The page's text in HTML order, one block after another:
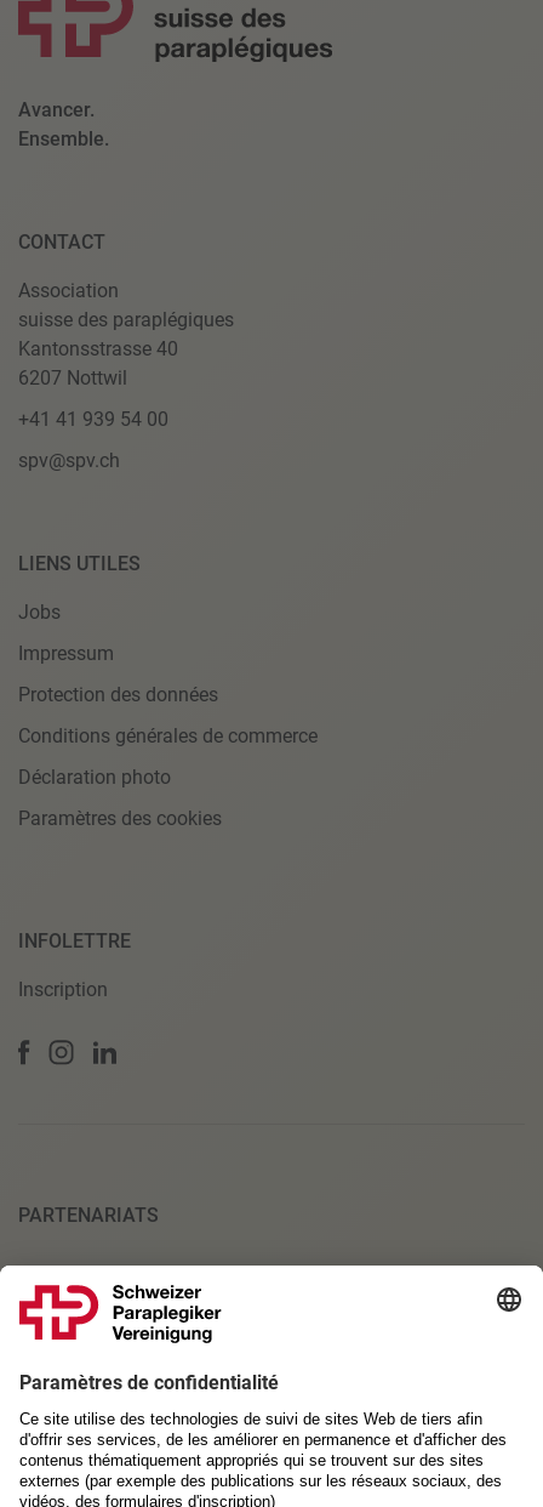
Avancer.
Ensemble.
CONTACT
Association
suisse des paraplégiques
Kantonsstrasse 40
6207 Nottwil
+41 41 939 54 00
spv@spv.ch
LIENS UTILES
Jobs
Impressum
Protection des données
Conditions générales de commerce
Déclaration photo
Paramètres des cookies
INFOLETTRE
Inscription
PARTENARIATS